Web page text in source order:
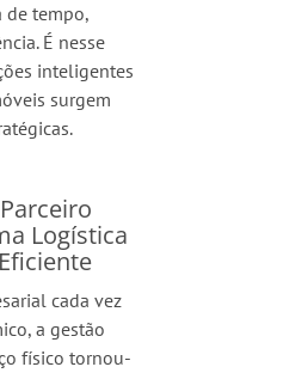
de tempo,
É nesse
inteligentes
surgem
Logística
cada vez
a gestão
físico tornou-